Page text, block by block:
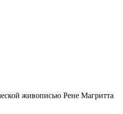
живописью Рене Магритта